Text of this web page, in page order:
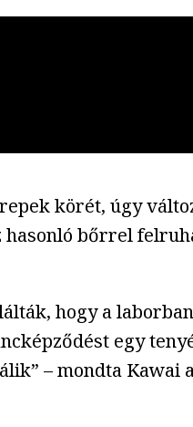
körét, úgy
hasonló bőrrel
hogy a
egy
– mondta Kawai